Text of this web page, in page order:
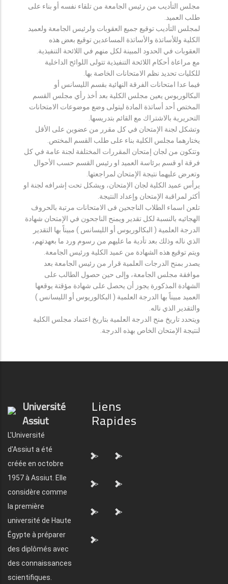
مجلس التأديب من رئيس الجامعة من تلقاء نفسه أو بناء على
طلب العميد.
لمجلس التأديب توقيع جميع العقوبات ولرئيس الجامعة ولعميد
الكلية وللأساتذة والأساتذة المساعدين توقيع بعض هذه
العقوبات في الحدود المبينة لكل منهم في اللائحة التنفيذية.
مع مراعاة أحكام اللائحة التنفيذية تتولى اللوائح الداخلية
للكليات تحديد نظم الامتحانات الخاصة بها.
فيما عدا امتحانات الفرقة النهائية بقسم الليسانس أو
البكالوريوس يعين مجلس الكلية بعد أخذ رأي مجلس القسم
المختص أحد أساتذة المادة ليتولى وضع موضوعات الامتحانات
التحريرية بالاشتراك مع القائم بتدريسها.
وتشكل لجنة الإمتحان في كل مقرر من عضوين على الأقل
يختارهما مجلس الكلية بناء على طلب القسم المختص.
وتتكون من لجان إمتحان المقررات المختلفة لجنة عامة في كل
فرقة او قسم برئاسة العميد او رئيس القسم حسب الأحوال
وتعرض عليهما نتيجة الإمتحان لمراجعتها.
يرأس عميد الكلية لجان الإمتحان، ويشكل تحت إشرافه لجنة او
أكثر لمراقبة الإمتحان وإعداد النتيجة.
تلعن اسماء الطلاب الناجحين فى الامتحانات مرتبة بالحروف
الهجائيه بالنسبة لكل تقدير ويمنح الناجحون في الإمتحان شهادة
الدرجة العلمية ( البكالوريوس أو الليسانس ) مبيناً بها التقدير
الذي ناله وذلك بعد تأدية ما عليهم من رسوم ورد ما بعهدتهم،
ويتم توقيع هذه الشهادة من عميد الكلية ورئيس الجامعة.
يصدر بمنح الدرجات العلمية قرار من رئيس الجامعة بعد
موافقة مجلس الجامعة، وإلى حين حصول الطالب على
الشهادة المذكورة يجوز أن يحصل على شهادة مؤقتة يوقعها
العميد مبيناً بها الدرجة العلمية ( البكالوريوس أو الليسانس )
والتقدير الذي ناله.
ويتحدد تاريخ منح الدرجة العلمية بتاريخ اعتماد مجلس الكلية
لنتيجة الإمتحان الخاص بهذه الدرجة.
Université
Assiut
L'Université
d'Assiut a été
créée en octobre
1957 à Assiut. Elle
considère comme
la première
université de Haute
Égypte à préparer
des diplômés avec
des connaissances
scientifiques.
Liens
Rapides
"> ">
"> ">
"> ">
">